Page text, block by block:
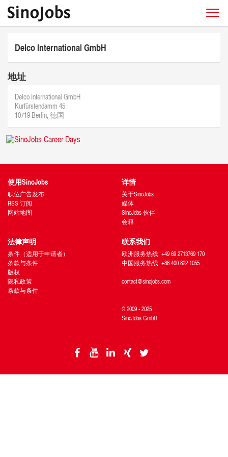
Delco International GmbH
地址
Delco International GmbH
Kurfürstendamm 45
10719 Berlin, 德国
使用SinoJobs
职位广告发布
RSS 订阅
网站地图
详情
关于SinoJobs
媒体
SinoJobs 伙伴
会籍
法律声明
条件（适用于申请者）
条款与条件
版权
隐私政策
条款与条件
联系我们
欧洲服务热线: +49 69 2713769 170
中国服务热线: +86 400 822 1055
contact@sinojobs.com
© 2009 - 2025
SinoJobs GmbH